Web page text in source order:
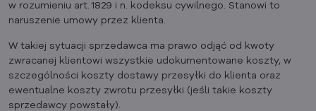
w rozumieniu art. 1829 i n. kodeksu cywilnego. Stanowi to
naruszenie umowy przez klienta.
W takiej sytuacji sprzedawca ma prawo odjąć od kwoty
zwracanej klientowi wszystkie udokumentowane koszty, w
szczególności koszty dostawy przesyłki do klienta oraz
ewentualne koszty zwrotu przesyłki (jeśli takie koszty
sprzedawcy powstały).